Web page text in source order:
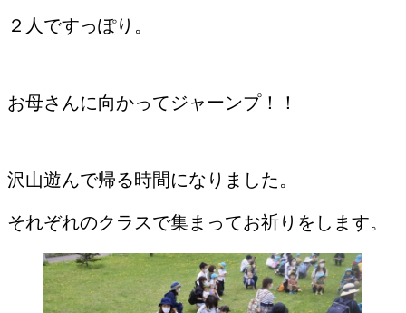
２人ですっぽり。
お母さんに向かってジャーンプ！！
沢山遊んで帰る時間になりました。
それぞれのクラスで集まってお祈りをします。